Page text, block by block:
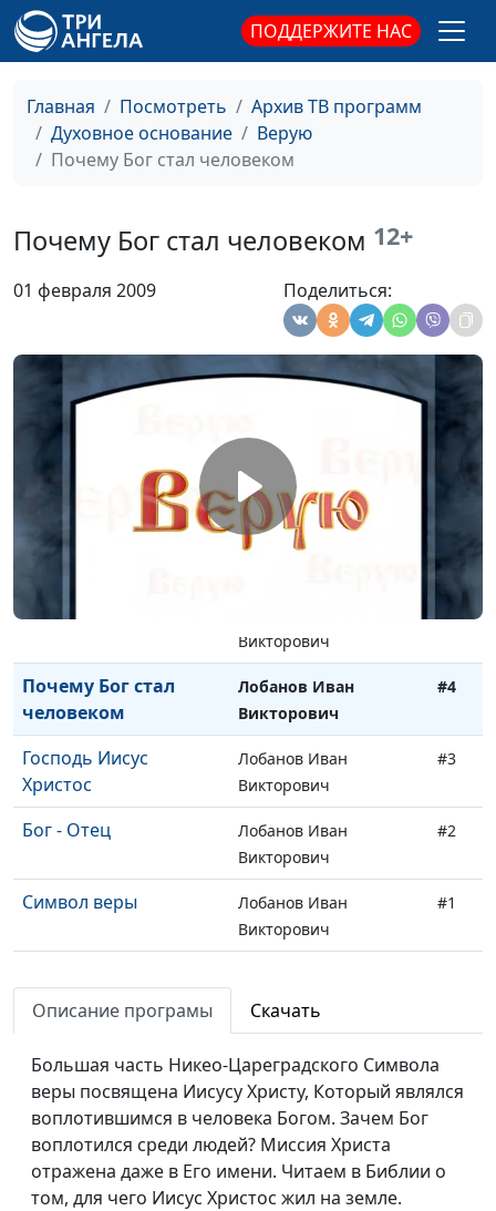
ПОДДЕРЖИТЕ НАС
Главная Посмотреть
Архив ТВ программ
Духовное основание
Верую
Почему Бог стал человеком
Почему Бог стал человеком 12+
01 февраля 2009 Поделиться:
Жизнь будущего века
Лобанов Иван
Викторович
#13
Воскресение из
мертвых
Лобанов Иван
Викторович
Святая Церковь
Лобанов Иван
Викторович
Святого Духа
Лобанов Иван
Викторович
#9
Второе пришествие
Лобанов Иван
Викторович
Воскресение Христово
Лобанов Иван
Крестная смерть
Викторович
Почему Бог стал
человеком
Лобанов Иван
Викторович
#4
Господь Иисус
Христос
Лобанов Иван
Викторович
#3
Бог - Отец
Лобанов Иван
Викторович
#2
Символ веры
Лобанов Иван
Викторович
#1
Описание програмы Скачать
Большая часть Никео-Цареградского Символа
веры посвящена Иисусу Христу, Который являлся
воплотившимся в человека Богом. Зачем Бог
воплотился среди людей? Миссия Христа
отражена даже в Его имени. Читаем в Библии о
том, для чего Иисус Христос жил на земле.